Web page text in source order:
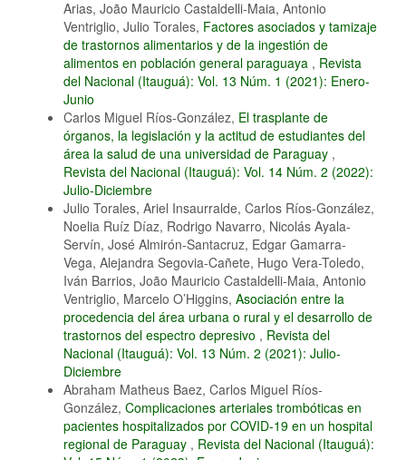
Arias, João Mauricio Castaldelli-Maia, Antonio
Ventriglio, Julio Torales, Factores asociados y tamizaje
de trastornos alimentarios y de la ingestión de
alimentos en población general paraguaya , Revista
del Nacional (Itauguá): Vol. 13 Núm. 1 (2021): Enero-
Junio
Carlos Miguel Ríos-González, El trasplante de
órganos, la legislación y la actitud de estudiantes del
área la salud de una universidad de Paraguay ,
Revista del Nacional (Itauguá): Vol. 14 Núm. 2 (2022):
Julio-Diciembre
Julio Torales, Ariel Insaurralde, Carlos Ríos-González,
Noelia Ruíz Díaz, Rodrigo Navarro, Nicolás Ayala-
Servín, José Almirón-Santacruz, Edgar Gamarra-
Vega, Alejandra Segovia-Cañete, Hugo Vera-Toledo,
Iván Barrios, João Mauricio Castaldelli-Maia, Antonio
Ventriglio, Marcelo O’Higgins, Asociación entre la
procedencia del área urbana o rural y el desarrollo de
trastornos del espectro depresivo , Revista del
Nacional (Itauguá): Vol. 13 Núm. 2 (2021): Julio-
Diciembre
Abraham Matheus Baez, Carlos Miguel Ríos-
González, Complicaciones arteriales trombóticas en
pacientes hospitalizados por COVID-19 en un hospital
regional de Paraguay , Revista del Nacional (Itauguá):